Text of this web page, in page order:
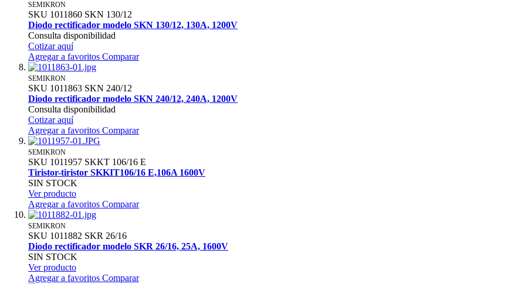
SEMIKRON
SKU 1011860 SKN 130/12
Diodo rectificador modelo SKN 130/12, 130A, 1200V
Consulta disponibilidad
Cotizar aquí
Agregar a favoritos Comparar
SEMIKRON
SKU 1011863 SKN 240/12
Diodo rectificador modelo SKN 240/12, 240A, 1200V
Consulta disponibilidad
Cotizar aquí
Agregar a favoritos Comparar
SEMIKRON
SKU 1011957 SKKT 106/16 E
Tiristor-tiristor SKKIT106/16 E,106A 1600V
SIN STOCK
Ver producto
Agregar a favoritos Comparar
SEMIKRON
SKU 1011882 SKR 26/16
Diodo rectificador modelo SKR 26/16, 25A, 1600V
SIN STOCK
Ver producto
Agregar a favoritos Comparar